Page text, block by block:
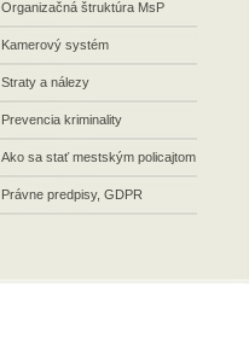
Organizačná štruktúra MsP
Kamerový systém
Straty a nálezy
Prevencia kriminality
Ako sa stať mestským policajtom
Právne predpisy, GDPR